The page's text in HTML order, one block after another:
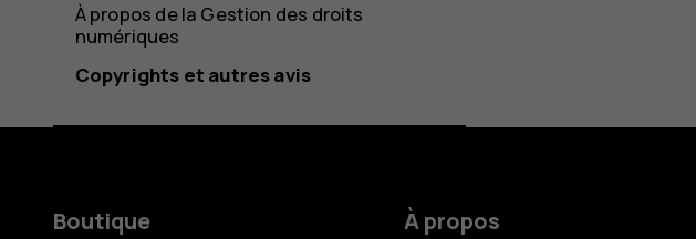
À propos de la Gestion des droits
numériques
Copyrights et autres avis
Boutique
À propos